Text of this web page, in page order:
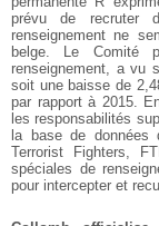
prévu de recruter
renseignement ne
belge. Le Comité
renseignement, a vu
soit une baisse de
par rapport à 2015.
les responsabilités
la base de données
Terrorist Fighters,
spéciales de
pour intercepter et